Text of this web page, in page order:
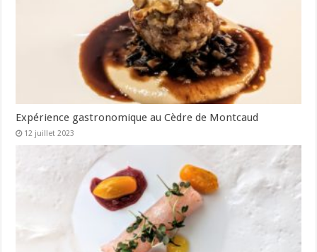
Expérience gastronomique au Cèdre de Montcaud
12 juillet 2023